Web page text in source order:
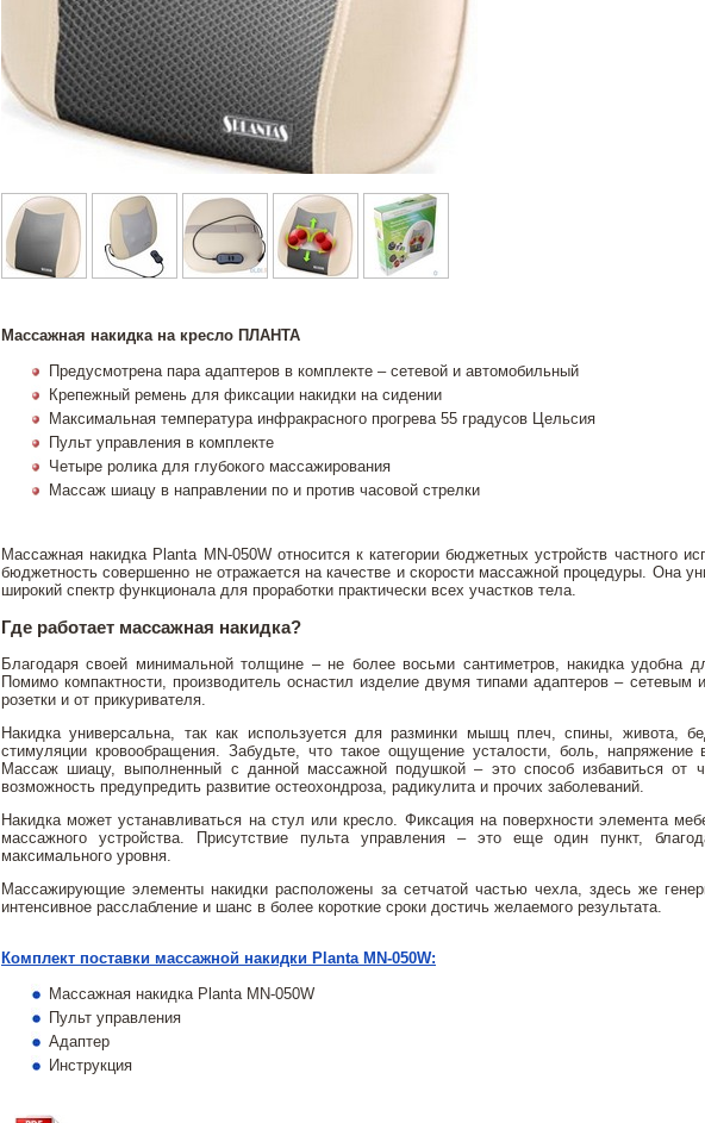
Массажная накидка на кресло ПЛАНТА
Предусмотрена пара адаптеров в комплекте – сетевой и автомобильный
Крепежный ремень для фиксации накидки на сидении
Максимальная температура инфракрасного прогрева 55 градусов Цельсия
Пульт управления в комплекте
Четыре ролика для глубокого массажирования
Массаж шиацу в направлении по и против часовой стрелки
Массажная накидка Planta MN-050W относится к категории бюджетных устройств частного
бюджетность совершенно не отражается на качестве и скорости массажной процедуры. Она
широкий спектр функционала для проработки практически всех участков тела.
Где работает массажная накидка?
Благодаря своей минимальной толщине – не более восьми сантиметров, накидка удобна
Помимо компактности, производитель оснастил изделие двумя типами адаптеров –
розетки и от прикуривателя.
Накидка универсальна, так как используется для разминки мышц плеч, спины, живота,
стимуляции кровообращения. Забудьте, что такое ощущение усталости, боль,
Массаж шиацу, выполненный с данной массажной подушкой – это способ избавиться
возможность предупредить развитие остеохондроза, радикулита и прочих заболеваний.
Накидка может устанавливаться на стул или кресло. Фиксация на поверхности элемента
массажного устройства. Присутствие пульта управления – это еще один пункт,
максимального уровня.
Массажирующие элементы накидки расположены за сетчатой частью чехла, здесь же
интенсивное расслабление и шанс в более короткие сроки достичь желаемого результата.
Комплект поставки массажной накидки Planta MN-050W:
Массажная накидка Planta MN-050W
Пульт управления
Адаптер
Инструкция